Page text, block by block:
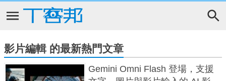
影片編輯 的最新熱門文章
Gemini Omni Flash 登場，支援